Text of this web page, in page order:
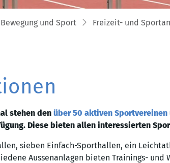
Bewegung und Sport Freizeit- und
stehen den über 50 aktiven Sportvereinen
Diese bieten allen interessierten
sieben Einfach-Sporthallen, ein
Aussenanlagen bieten Trainings-